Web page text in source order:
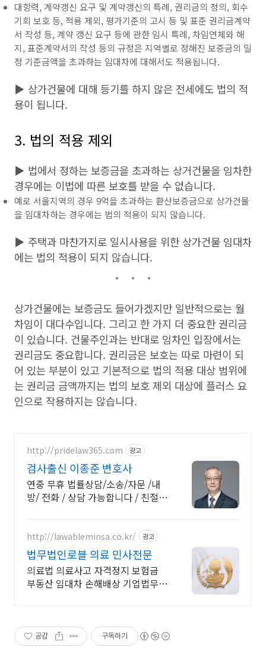
대항력, 계약갱신 요구 및 계약갱신의 특례, 권리금의 정의, 회수
기회 보호 등, 적용 제외, 평가기준의 고시 등 및 표준 권리금계약
서 작성 등, 계약 갱신 요구 등에 관한 임시 특례, 차임연체와 해
지, 표준계약서의 작성 등의 규정은 지역별로 정해진 보증금의 일
정 기준금액을 초과하는 임대차에 대해서도 적용됩니다.
▶ 상가건물에 대해 등기를 하지 않은 전세에도 법의 적
용이 됩니다.
3. 법의 적용 제외
▶ 법에서 정하는 보증금을 초과하는 상거건물을 임차한
경우에는 이법에 따른 보호를 받을 수 없습니다.
예로 서울지역의 경우 9억을 초과하는 환산보증금으로 상가건물
을 임대차하는 경우에는 법의 적용이 되지 않습니다.
▶ 주택과 마찬가지로 일시사용을 위한 상가건물 임대차
에는 법의 적용이 되지 않습니다.
상가건물에는 보증금도 들어가겠지만 일반적으로는 월
차임이 대다수입니다. 그리고 한 가지 더 중요한 권리금
이 있습니다. 건물주인과는 반대로 임차인 입장에서는
권리금도 중요합니다. 권리금은 보호는 따로 마련이 되
어 있는 부분이 있고 기본적으로 법의 적용 대상 범위에
는 권리금 금액까지는 법의 보호 제외 대상에 플러스 요
인으로 작용하지는 않습니다.
http://pridelaw365.com 광고
검사출신 이종준 변호사
연중 무휴 법률상담/소송/자문 /내
방/ 전화 / 상담 가능합니다 / 친절상
http://lawableminsa.co.kr/ 광고
법무법인로블 의료 민사전문
의료법 의료사고 자격정지 보험금
부동산 임대차 손해배상 기업법무
공감 구독하기